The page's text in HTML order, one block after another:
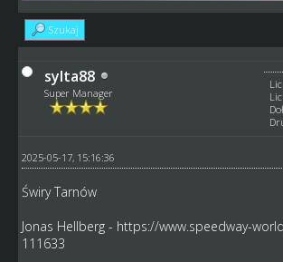
Szukaj
sylta88
Super Manager
2025-05-17, 15:16:36
Świry Tarnów
Jonas Hellberg - https://www.speedway-
111633